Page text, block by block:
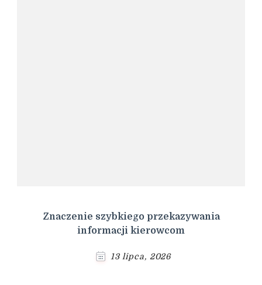
Znaczenie szybkiego przekazywania
informacji kierowcom
13 lipca, 2026